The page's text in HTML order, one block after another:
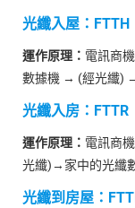
光纖入屋：FTTH
運作原理： 電訊商
數據機 → (經光纖)
光纖入房：FTTR
運作原理： 電訊商
光纖)→家中的光纖
光纖到房屋：